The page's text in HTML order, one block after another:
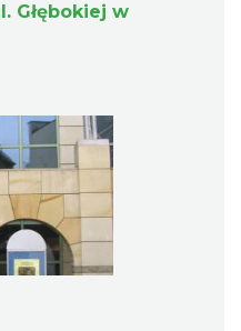
Głębokiej w